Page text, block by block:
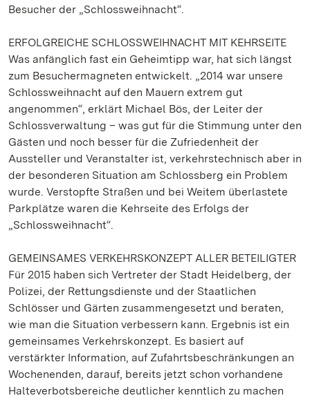
Besucher der „Schlossweihnacht“.
ERFOLGREICHE SCHLOSSWEIHNACHT MIT KEHRSEITE
Was anfänglich fast ein Geheimtipp war, hat sich längst
zum Besuchermagneten entwickelt. „2014 war unsere
Schlossweihnacht auf den Mauern extrem gut
angenommen“, erklärt Michael Bös, der Leiter der
Schlossverwaltung – was gut für die Stimmung unter den
Gästen und noch besser für die Zufriedenheit der
Aussteller und Veranstalter ist, verkehrstechnisch aber in
der besonderen Situation am Schlossberg ein Problem
wurde. Verstopfte Straßen und bei Weitem überlastete
Parkplätze waren die Kehrseite des Erfolgs der
„Schlossweihnacht“.
GEMEINSAMES VERKEHRSKONZEPT ALLER BETEILIGTER
Für 2015 haben sich Vertreter der Stadt Heidelberg, der
Polizei, der Rettungsdienste und der Staatlichen
Schlösser und Gärten zusammengesetzt und beraten,
wie man die Situation verbessern kann. Ergebnis ist ein
gemeinsames Verkehrskonzept. Es basiert auf
verstärkter Information, auf Zufahrtsbeschränkungen an
Wochenenden, darauf, bereits jetzt schon vorhandene
Halteverbotsbereiche deutlicher kenntlich zu machen